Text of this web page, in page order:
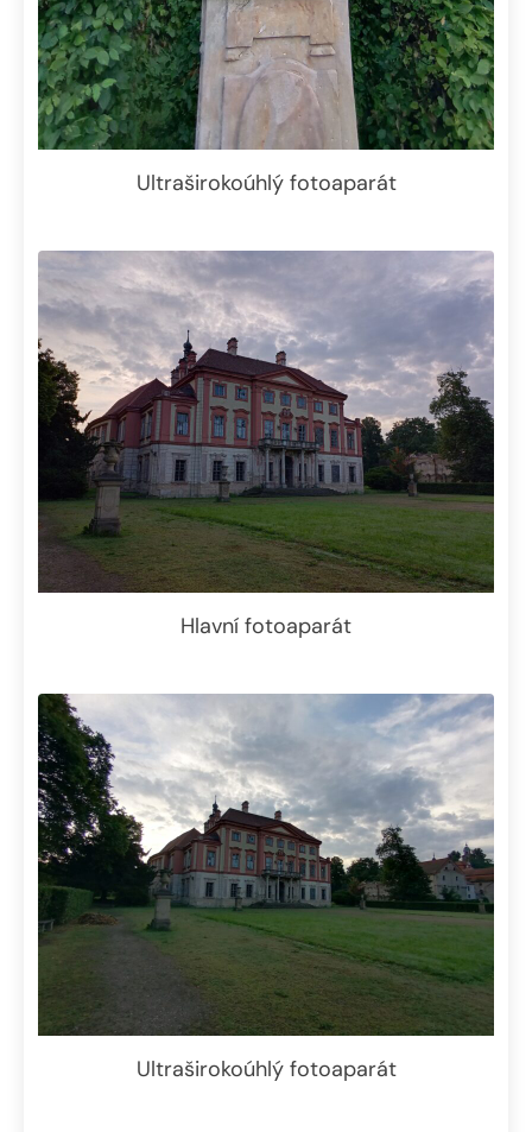
Ultraširokoúhlý fotoaparát
Hlavní fotoaparát
Ultraširokoúhlý fotoaparát